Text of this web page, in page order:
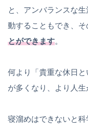
と、アンバランスな
動することもでき、
とができます。
何より「貴重な休日
が多くなり、より人生
寝溜めはできないと